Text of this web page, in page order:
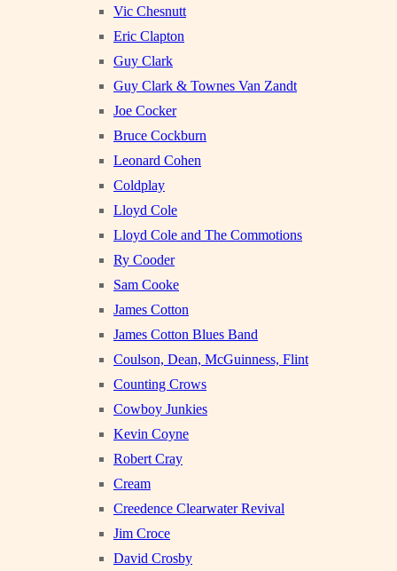
Vic Chesnutt
Eric Clapton
Guy Clark
Guy Clark & Townes Van Zandt
Joe Cocker
Bruce Cockburn
Leonard Cohen
Coldplay
Lloyd Cole
Lloyd Cole and The Commotions
Ry Cooder
Sam Cooke
James Cotton
James Cotton Blues Band
Coulson, Dean, McGuinness, Flint
Counting Crows
Cowboy Junkies
Kevin Coyne
Robert Cray
Cream
Creedence Clearwater Revival
Jim Croce
David Crosby